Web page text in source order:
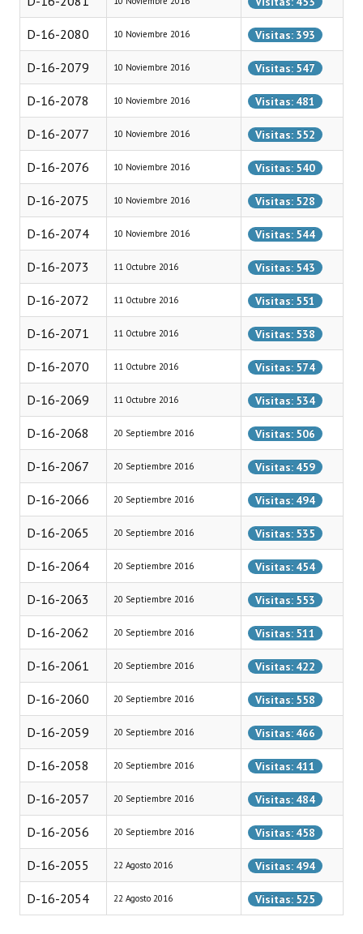
Resoluciones
Resoluciones de Presidencia
INSTITUCIONAL
Premio al Mérito - Registro
Audiencias Públicas - Registro
Mujeres que Dejaron Huellas - Registro
Periodistas Decanos - Registro
Ciudadano Ilustre - Registro
Banca del Vecino - Registro
Huéspedes de Honor - Registro
Antiguos Pobladores - Registro
Reconocimientos - Registro
Bariloche, Municipio intercultural
Entrega de distinciones
REFORMA DE LA CARTA ORGÁNICA
D-16-2080 10 Noviembre 2016 Visitas: 393
D-16-2079 10 Noviembre 2016 Visitas: 547
D-16-2078 10 Noviembre 2016 Visitas: 481
D-16-2077 10 Noviembre 2016 Visitas: 552
D-16-2076 10 Noviembre 2016 Visitas: 540
D-16-2075 10 Noviembre 2016 Visitas: 528
D-16-2074 10 Noviembre 2016 Visitas: 544
D-16-2073 11 Octubre 2016 Visitas: 543
D-16-2072 11 Octubre 2016 Visitas: 551
D-16-2071 11 Octubre 2016 Visitas: 538
D-16-2070 11 Octubre 2016 Visitas: 574
D-16-2069 11 Octubre 2016 Visitas: 534
D-16-2068 20 Septiembre 2016 Visitas: 506
D-16-2067 20 Septiembre 2016 Visitas: 459
D-16-2066 20 Septiembre 2016 Visitas: 494
D-16-2065 20 Septiembre 2016 Visitas: 535
D-16-2064 20 Septiembre 2016 Visitas: 454
D-16-2063 20 Septiembre 2016 Visitas: 553
D-16-2062 20 Septiembre 2016 Visitas: 511
D-16-2061 20 Septiembre 2016 Visitas: 422
D-16-2060 20 Septiembre 2016 Visitas: 558
D-16-2059 20 Septiembre 2016 Visitas: 466
D-16-2058 20 Septiembre 2016 Visitas: 411
D-16-2057 20 Septiembre 2016 Visitas: 484
D-16-2056 20 Septiembre 2016 Visitas: 458
D-16-2055 22 Agosto 2016 Visitas: 494
D-16-2054 22 Agosto 2016 Visitas: 525